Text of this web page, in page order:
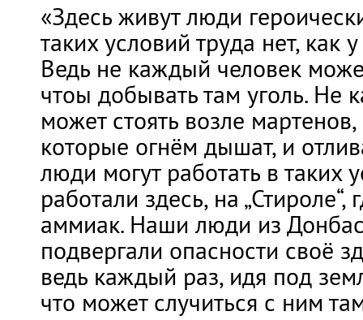
«Здесь живут люди
таких условий труда нет, как
Ведь не каждый человек
чтоы добывать там уголь. Не
может стоять возле
которые огнём дышат, и
люди могут работать в таких
работали здесь, на „Стироле“,
аммиак. Наши люди из
подвергали опасности своё
ведь каждый раз, идя под
что может случиться с ним